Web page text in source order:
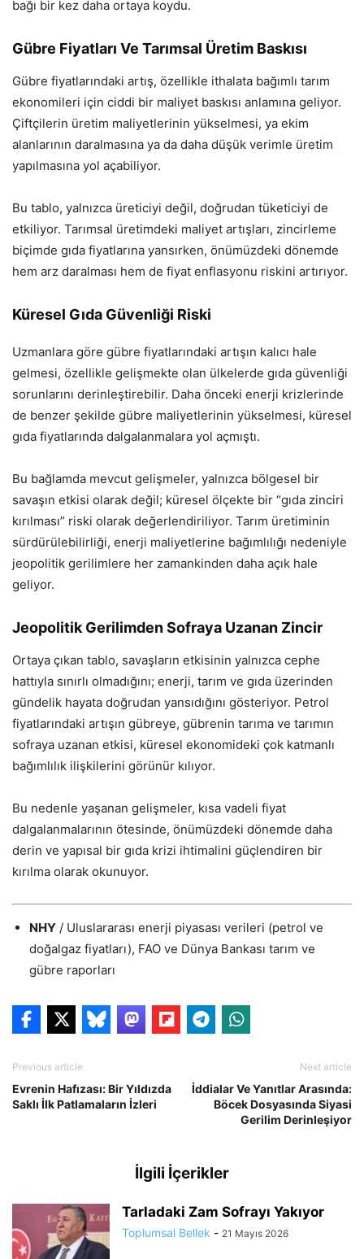
bağı bir kez daha ortaya koydu.
Gübre Fiyatları Ve Tarımsal Üretim Baskısı
Gübre fiyatlarındaki artış, özellikle ithalata bağımlı tarım
ekonomileri için ciddi bir maliyet baskısı anlamına geliyor.
Çiftçilerin üretim maliyetlerinin yükselmesi, ya ekim
alanlarının daralmasına ya da daha düşük verimle üretim
yapılmasına yol açabiliyor.
Bu tablo, yalnızca üreticiyi değil, doğrudan tüketiciyi de
etkiliyor. Tarımsal üretimdeki maliyet artışları, zincirleme
biçimde gıda fiyatlarına yansırken, önümüzdeki dönemde
hem arz daralması hem de fiyat enflasyonu riskini artırıyor.
Küresel Gıda Güvenliği Riski
Uzmanlara göre gübre fiyatlarındaki artışın kalıcı hale
gelmesi, özellikle gelişmekte olan ülkelerde gıda güvenliği
sorunlarını derinleştirebilir. Daha önceki enerji krizlerinde
de benzer şekilde gübre maliyetlerinin yükselmesi, küresel
gıda fiyatlarında dalgalanmalara yol açmıştı.
Bu bağlamda mevcut gelişmeler, yalnızca bölgesel bir
savaşın etkisi olarak değil; küresel ölçekte bir “gıda zinciri
kırılması” riski olarak değerlendiriliyor. Tarım üretiminin
sürdürülebilirliği, enerji maliyetlerine bağımlılığı nedeniyle
jeopolitik gerilimlere her zamankinden daha açık hale
geliyor.
Jeopolitik Gerilimden Sofraya Uzanan Zincir
Ortaya çıkan tablo, savaşların etkisinin yalnızca cephe
hattıyla sınırlı olmadığını; enerji, tarım ve gıda üzerinden
gündelik hayata doğrudan yansıdığını gösteriyor. Petrol
fiyatlarındaki artışın gübreye, gübrenin tarıma ve tarımın
sofraya uzanan etkisi, küresel ekonomideki çok katmanlı
bağımlılık ilişkilerini görünür kılıyor.
Bu nedenle yaşanan gelişmeler, kısa vadeli fiyat
dalgalanmalarının ötesinde, önümüzdeki dönemde daha
derin ve yapısal bir gıda krizi ihtimalini güçlendiren bir
kırılma olarak okunuyor.
NHY / Uluslararası enerji piyasası verileri (petrol ve
doğalgaz fiyatları), FAO ve Dünya Bankası tarım ve
gübre raporları
Previous article
Evrenin Hafızası: Bir Yıldızda
Saklı İlk Patlamaların İzleri
Next article
İddialar Ve Yanıtlar Arasında:
Böcek Dosyasında Siyasi
Gerilim Derinleşiyor
İlgili İçerikler
Tarladaki Zam Sofrayı Yakıyor
Toplumsal Bellek - 21 Mayıs 2026